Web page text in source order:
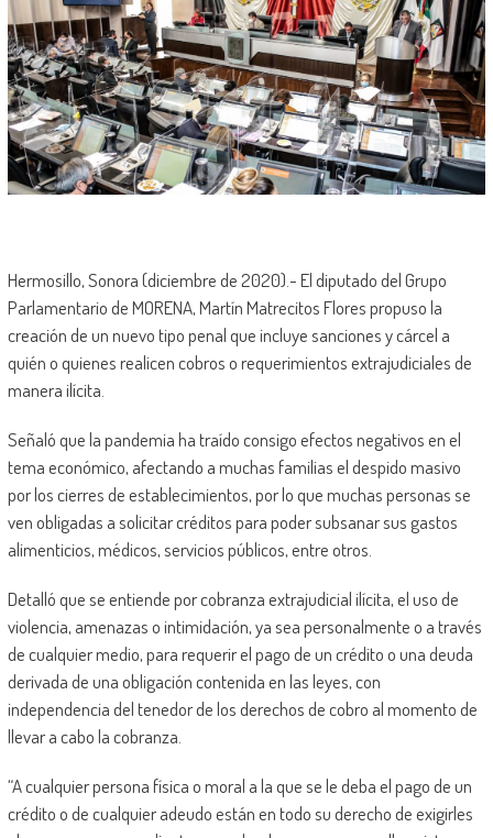
Hermosillo, Sonora (diciembre de 2020).- El diputado del Grupo
Parlamentario de MORENA, Martín Matrecitos Flores propuso la
creación de un nuevo tipo penal que incluye sanciones y cárcel a
quién o quienes realicen cobros o requerimientos extrajudiciales de
manera ilícita.
Señaló que la pandemia ha traído consigo efectos negativos en el
tema económico, afectando a muchas familias el despido masivo
por los cierres de establecimientos, por lo que muchas personas se
ven obligadas a solicitar créditos para poder subsanar sus gastos
alimenticios, médicos, servicios públicos, entre otros.
Detalló que se entiende por cobranza extrajudicial ilícita, el uso de
violencia, amenazas o intimidación, ya sea personalmente o a través
de cualquier medio, para requerir el pago de un crédito o una deuda
derivada de una obligación contenida en las leyes, con
independencia del tenedor de los derechos de cobro al momento de
llevar a cabo la cobranza.
“A cualquier persona física o moral a la que se le deba el pago de un
crédito o de cualquier adeudo están en todo su derecho de exigirles